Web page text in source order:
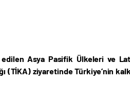
edilen Asya Pasifik Ülkeleri ve
(TİKA) ziyaretinde Türkiye’nin